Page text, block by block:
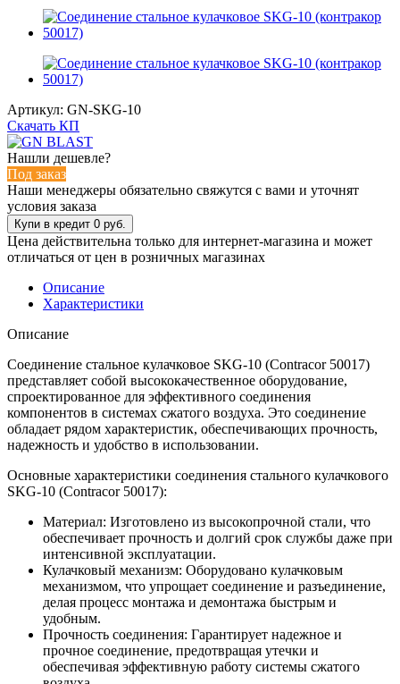
Артикул: GN-SKG-10
Скачать КП
Нашли дешевле?
Под заказ
Наши менеджеры обязательно свяжутся с вами и уточнят
условия заказа
Цена действительна только для интернет-магазина и может
отличаться от цен в розничных магазинах
Описание
Характеристики
Описание
Соединение стальное кулачковое SKG-10 (Contracor 50017)
представляет собой высококачественное оборудование,
спроектированное для эффективного соединения
компонентов в системах сжатого воздуха. Это соединение
обладает рядом характеристик, обеспечивающих прочность,
надежность и удобство в использовании.
Основные характеристики соединения стального кулачкового
SKG-10 (Contracor 50017):
Материал: Изготовлено из высокопрочной стали, что
обеспечивает прочность и долгий срок службы даже при
интенсивной эксплуатации.
Кулачковый механизм: Оборудовано кулачковым
механизмом, что упрощает соединение и разъединение,
делая процесс монтажа и демонтажа быстрым и
удобным.
Прочность соединения: Гарантирует надежное и
прочное соединение, предотвращая утечки и
обеспечивая эффективную работу системы сжатого